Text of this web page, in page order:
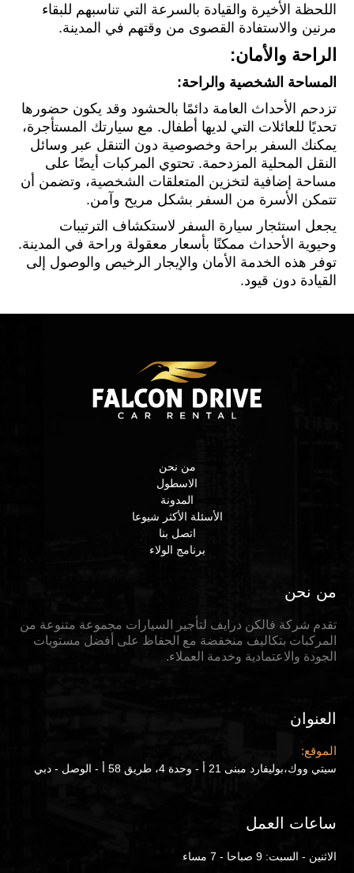
اللحظة الأخيرة والقيادة بالسرعة التي تناسبهم للبقاء
مرنين والاستفادة القصوى من وقتهم في المدينة.
الراحة والأمان:
المساحة الشخصية والراحة:
تزدحم الأحداث العامة دائمًا بالحشود وقد يكون حضورها
تحديًا للعائلات التي لديها أطفال. مع سيارتك المستأجرة،
يمكنك السفر براحة وخصوصية دون التنقل عبر وسائل
النقل المحلية المزدحمة. تحتوي المركبات أيضًا على
مساحة إضافية لتخزين المتعلقات الشخصية، وتضمن أن
تتمكن الأسرة من السفر بشكل مريح وآمن.
يجعل استئجار سيارة السفر لاستكشاف الترتيبات
وحيوية الأحداث ممكنًا بأسعار معقولة وراحة في المدينة.
توفر هذه الخدمة الأمان والإيجار الرخيص والوصول إلى
القيادة دون قيود.
من نحن
الاسطول
المدونة
الأسئلة الأكثر شيوعا
اتصل بنا
برنامج الولاء
من نحن
تقدم شركة فالكن درايف لتأجير السيارات مجموعة متنوعة من
المركبات بتكاليف منخفضة مع الحفاظ على أفضل مستويات
الجودة والاعتمادية وخدمة العملاء.
العنوان
الموقع:
سيتي ووك،بوليفارد مبنى 21 أ - وحدة 4، طريق 58 أ - الوصل - دبي
ساعات العمل
الاثنين - السبت: 9 صباحا - 7 مساء